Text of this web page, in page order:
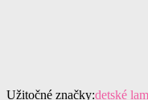
Užitočné značky:detské